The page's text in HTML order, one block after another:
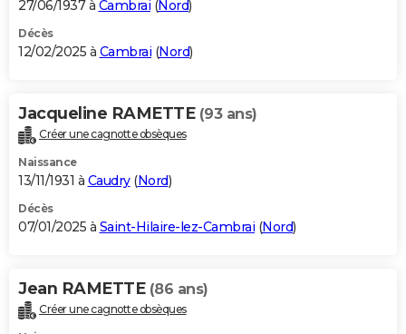
27/06/1937 à Cambrai (Nord)
Décès
12/02/2025 à Cambrai (Nord)
Jacqueline RAMETTE (93 ans)
Créer une cagnotte obsèques
Naissance
13/11/1931 à Caudry(Nord)
Décès
07/01/2025 à Saint-Hilaire-lez-Cambrai (Nord)
Jean RAMETTE (86 ans)
Créer une cagnotte obsèques